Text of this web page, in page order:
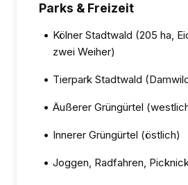
Parks & Freizeit
• Kölner Stadtwald (205 ha,
zwei Weiher)
• Tierpark Stadtwald
• Äußerer Grüngürtel
• Innerer Grüngürtel (östlich)
• Joggen, Radfahren,